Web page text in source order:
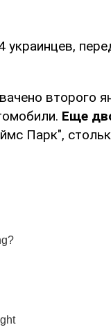
украинцев,
второго
Еще
Парк",